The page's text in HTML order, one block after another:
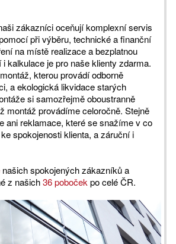
zákazníci oceňují komplexní servis
při výběru, technické a finanční
na místě realizace a bezplatnou
kalkulace je pro naše klienty zdarma.
kterou provádí odborně
a ekologická likvidace starých
si samozřejmě oboustranně
montáž provádíme celoročně. Stejně
ani reklamace, které se snažíme v co
spokojenosti klienta, a záruční i
našich spokojených zákazníků a
z našich36 poboček po celé ČR.